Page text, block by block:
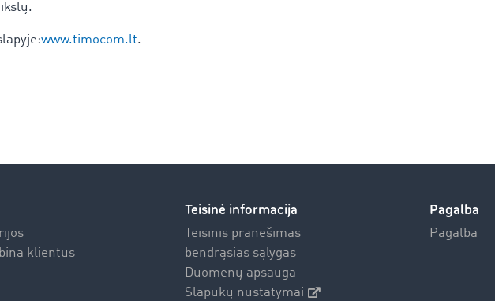
www.timocom.lt.
klientus
Teisinė informacija
Teisinis pranešimas
bendrąsias sąlygas
Duomenų apsauga
Slapukų nustatymai
Pagalba
Pagalba